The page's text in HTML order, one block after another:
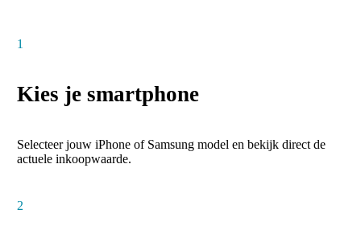
1
Kies je smartphone
Selecteer jouw iPhone of Samsung model en bekijk direct de
actuele inkoopwaarde.
2